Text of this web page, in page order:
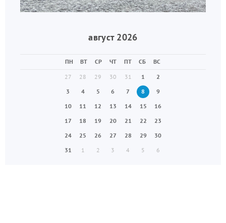
август 2026
ПН ВТ СР ЧТ ПТ СБ
ВС
27
28 29 30 31 1
2
3
4 5 6 7 8
9
10
11 12 13 14 15
16
17
18 19 20 21 22
23
24
25 26 27 28 29
30
31
1 2 3 4 5 6